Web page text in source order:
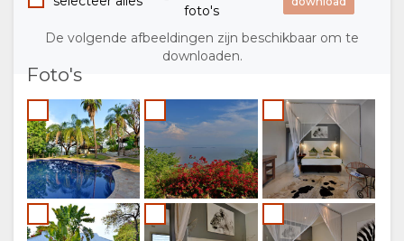
OVER
WAAROM
HIER
VERBLIJVEN
VERBLIJF
KAMERTYPES
FOTO'S
AFBEELDINGEN
foto's
De volgende afbeeldingen zijn beschikbaar om te
downloaden.
Foto's